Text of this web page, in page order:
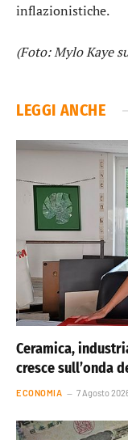
inflazionistiche.
(Foto: Mylo Kaye
LEGGI ANCHE
Ceramica,
cresce sull’onda
ECONOMIA 7 Agosto